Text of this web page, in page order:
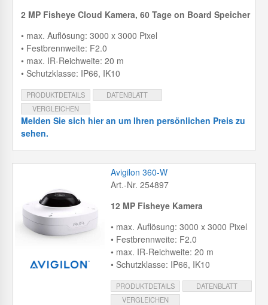
2 MP Fisheye Cloud Kamera, 60 Tage on Board Speicher
• max. Auflösung: 3000 x 3000 Pixel
• Festbrennweite: F2.0
• max. IR-Reichweite: 20 m
• Schutzklasse: IP66, IK10
PRODUKTDETAILS
DATENBLATT
VERGLEICHEN
Melden Sie sich hier an um Ihren persönlichen Preis zu
sehen.
Avigilon 360-W
Art.-Nr. 254897
12 MP Fisheye Kamera
• max. Auflösung: 3000 x 3000 Pixel
• Festbrennweite: F2.0
• max. IR-Reichweite: 20 m
• Schutzklasse: IP66, IK10
PRODUKTDETAILS
DATENBLATT
VERGLEICHEN